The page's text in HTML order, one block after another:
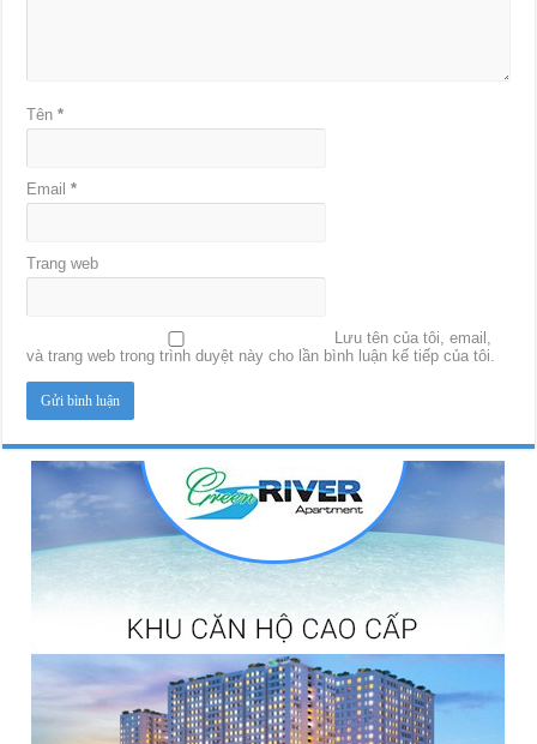
Tên*
Email*
Trang web
Lưu tên của tôi, email,
và trang web trong trình duyệt này cho lần bình luận kế tiếp của tôi.